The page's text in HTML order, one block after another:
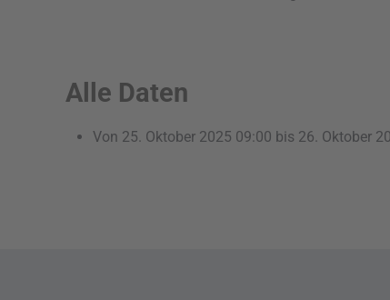
Alle Daten
Von 25. Oktober 2025 09:00 bis 26. Oktober